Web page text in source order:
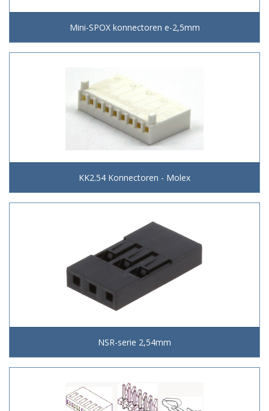
Mini-SPOX konnectoren e-2,5mm
KK2.54 Konnectoren - Molex
NSR-serie 2,54mm